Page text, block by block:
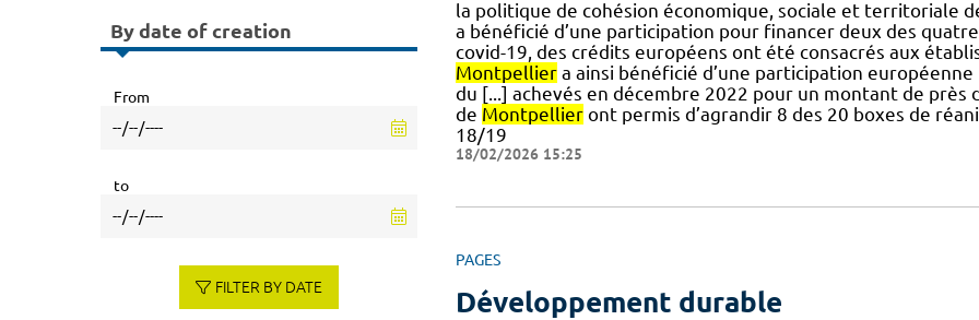
la politique de cohésion économique, sociale et territoriale
a bénéficié d’une participation pour financer deux des
covid-19, des crédits européens ont été consacrés aux
Montpelliera ainsi bénéficié d’une participation
du [...] achevés en décembre 2022 pour un montant de près
de Montpellieront permis d’agrandir 8 des 20 boxes de
18/19
18/02/2026 15:25
PAGES
Développement durable
By date of creation
From
to
FILTER BY DATE